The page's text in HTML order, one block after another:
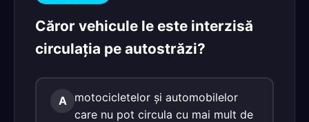
Căror vehicule le este interzisă
circulaţia pe autostrăzi?
A
motocicletelor şi automobilelor
care nu pot circula cu mai mult de